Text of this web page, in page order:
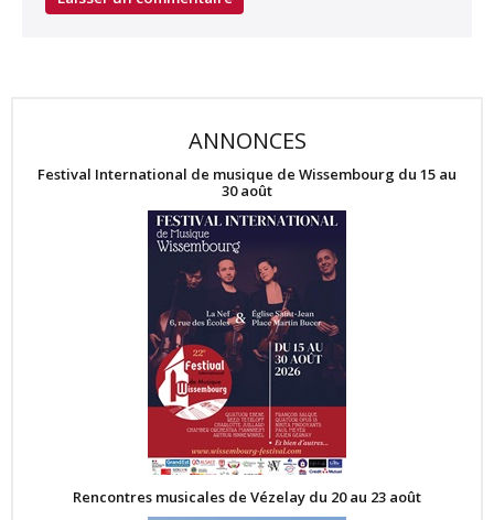
ANNONCES
Festival International de musique de Wissembourg du 15 au
30 août
Rencontres musicales de Vézelay du 20 au 23 août